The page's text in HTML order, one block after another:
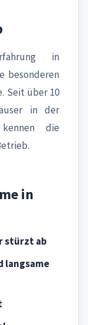
in
besonderen
Seit über 10
in der
die
in
stürzt ab
langsame